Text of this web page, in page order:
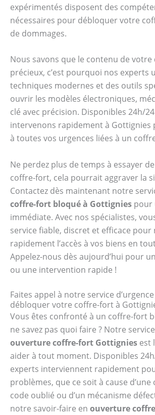
expérimentés disposent des
nécessaires pour débloquer votre
de dommages.
Nous savons que le contenu de
précieux, c’est pourquoi nos experts
techniques modernes et des outils
ouvrir les modèles électroniques,
clé avec précision. Disponibles 24h/
intervenons rapidement à
à toutes vos urgences liées à un
Ne perdez plus de temps à essayer
coffre-fort, cela pourrait aggraver la
Contactez dès maintenant notre
coffre-fort bloqué à Gottignies pour
immédiate. Avec nos spécialistes,
service fiable, discret et efficace
rapidement l’accès à vos biens en
Appelez-nous dès aujourd’hui pour
ou une intervention rapide !
Faites appel à notre service
débloquer votre coffre-fort à
Vous êtes confronté à un coffre-fort
ne savez pas quoi faire ? Notre
ouverture coffre-fort Gottignies est
aider à tout moment. Disponibles
experts interviennent rapidement
problèmes, que ce soit à cause d’une
code oublié ou d’un mécanisme
notre savoir-faire en ouverture